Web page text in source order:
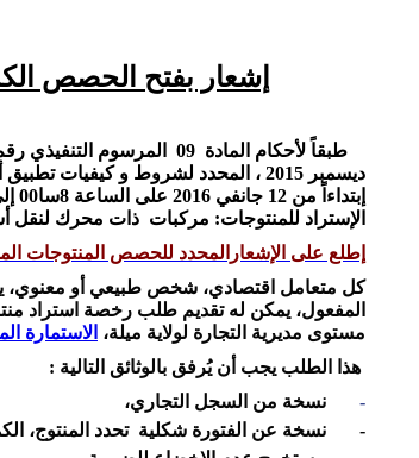
إشعار بفتح الحصص
طبقاً لأحكام المادة 09 المرسوم التنفيذي رقم 15-306 المؤرخ في 24
ديسمبر 2015 ، المحدد لشروط و كيفيات تطبيق أنظمة رخص الإستراد أو
إبتداءاً من 12 جانفي 2016 على الساعة 8سا00 إلى غاية 03 فيفري 2016 على الساعة 17سا00، على
الإستراد للمنتوجات: مركبات ذات محرك
إطلع على الإشعارالمحدد للحصص المنتوجات
كل متعامل اقتصادي، شخص طبيعي أو معنوي،
المفعول، يمكن له تقديم طلب رخصة استراد
مستوى مديرية التجارة لولاية ميلة، الاستمارة
هذا الطلب يجب أن يُرفق بالوثائق التالية :
-
نسخة من السجل التجاري،
- نسخة عن الفتورة شكلية تحدد المنتوج،